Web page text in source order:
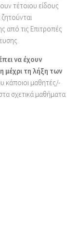
τέτοιου είδους
από τις Επιτροπές
να έχουν
μέχρι τη λήξη των
κάποιοι μαθητές/-
σχετικά μαθήματα